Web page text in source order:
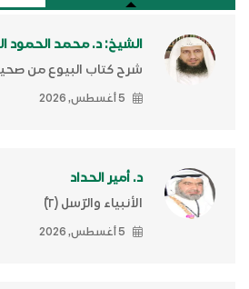
الشيخ: د. محمد الحمود
شرح كتاب البيوع من
5 أغسطس, 2026
د. أمير الحداد
الأنبياء والرّسل (٢)ّ
5 أغسطس, 2026